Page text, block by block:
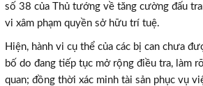
số 38 của Thủ tướng về tăng cường đấu
vi xâm phạm quyền sở hữu trí tuệ.
Hiện, hành vi cụ thể của các bị can chưa
bố do đang tiếp tục mở rộng điều tra, làm
quan; đồng thời xác minh tài sản phục vụ